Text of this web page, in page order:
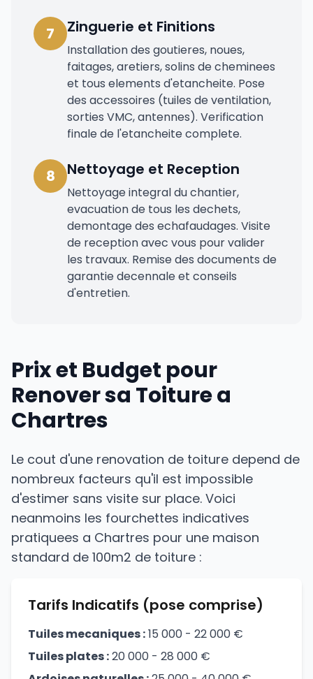
7 Zinguerie et Finitions
Installation des goutieres, noues,
faitages, aretiers, solins de cheminees
et tous elements d'etancheite. Pose
des accessoires (tuiles de ventilation,
sorties VMC, antennes). Verification
finale de l'etancheite complete.
8 Nettoyage et Reception
Nettoyage integral du chantier,
evacuation de tous les dechets,
demontage des echafaudages. Visite
de reception avec vous pour valider
les travaux. Remise des documents de
garantie decennale et conseils
d'entretien.
Prix et Budget pour
Renover sa Toiture a
Chartres
Le cout d'une renovation de toiture depend de
nombreux facteurs qu'il est impossible
d'estimer sans visite sur place. Voici
neanmoins les fourchettes indicatives
pratiquees a Chartres pour une maison
standard de 100m2 de toiture :
Tarifs Indicatifs (pose comprise)
Tuiles mecaniques :15 000 - 22 000 €
Tuiles plates :20 000 - 28 000 €